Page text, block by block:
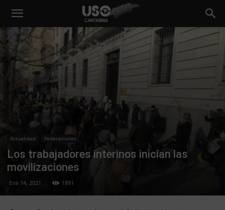
Actualidad Federaciones
Los trabajadores interinos inician las
movilizaciones
Ene 14, 2021 1891